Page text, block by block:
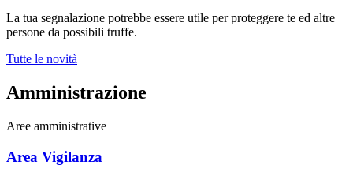
La tua segnalazione potrebbe essere utile per proteggere te ed altre
persone da possibili truffe.
Tutte le novità
Amministrazione
Aree amministrative
Area Vigilanza